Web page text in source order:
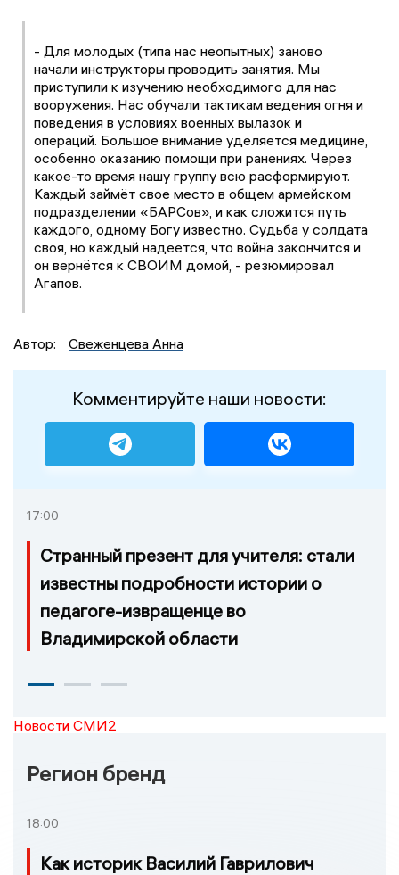
- Для молодых (типа нас неопытных) заново
начали инструкторы проводить занятия. Мы
приступили к изучению необходимого для нас
вооружения. Нас обучали тактикам ведения огня и
поведения в условиях военных вылазок и
операций. Большое внимание уделяется медицине,
особенно оказанию помощи при ранениях. Через
какое-то время нашу группу всю расформируют.
Каждый займёт свое место в общем армейском
подразделении «БАРСов», и как сложится путь
каждого, одному Богу известно. Судьба у солдата
своя, но каждый надеется, что война закончится и
он вернётся к СВОИМ домой, - резюмировал
Агапов.
Автор: Свеженцева Анна
Комментируйте наши новости:
17:00
Странный презент для учителя: стали
известны подробности истории о
педагоге-извращенце во
Владимирской области
Новости СМИ2
Регион бренд
18:00
Как историк Василий Гаврилович